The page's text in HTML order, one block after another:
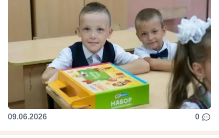
09.06.2026 0